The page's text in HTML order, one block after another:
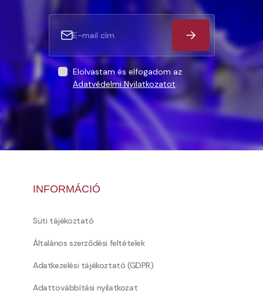
Elolvastam és elfogadom az
Adatvédelmi Nyilatkozatot.
INFORMÁCIÓ
Süti tájékoztató
Általános szerződési feltételek
Adatkezelési tájékoztató (GDPR)
Adattovábbítási nyilatkozat